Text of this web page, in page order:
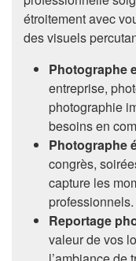
étroitement avec
des visuels
Photographe
entreprise,
photographie
besoins en
Photographe
congrès,
capture les
professionnels.
Reportage
valeur de vos